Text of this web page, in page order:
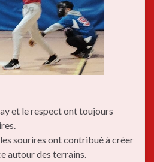
et le respect ont toujours
sourires ont contribué à créer
autour des terrains.